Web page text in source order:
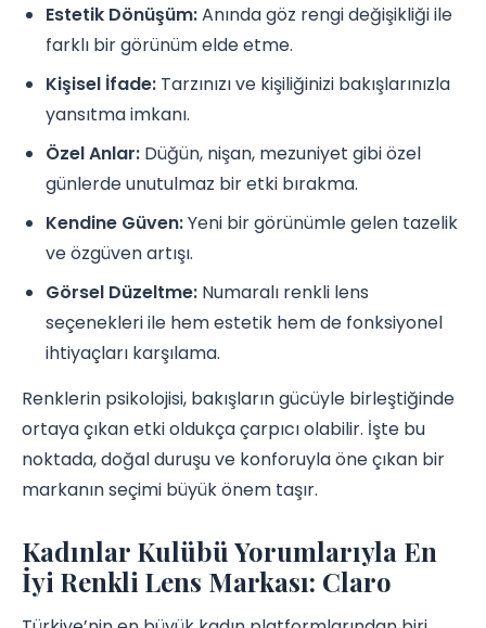
Estetik Dönüşüm:Anında göz rengi değişikliği ile
farklı bir görünüm elde etme.
Kişisel İfade: Tarzınızı ve kişiliğinizi bakışlarınızla
yansıtma imkanı.
Özel Anlar: Düğün, nişan, mezuniyet gibi özel
günlerde unutulmaz bir etki bırakma.
Kendine Güven:Yeni bir görünümle gelen tazelik
ve özgüven artışı.
Görsel Düzeltme: Numaralı renkli lens
seçenekleri ile hem estetik hem de fonksiyonel
ihtiyaçları karşılama.
Renklerin psikolojisi, bakışların gücüyle birleştiğinde
ortaya çıkan etki oldukça çarpıcı olabilir. İşte bu
noktada, doğal duruşu ve konforuyla öne çıkan bir
markanın seçimi büyük önem taşır.
Kadınlar Kulübü Yorumlarıyla En
İyi Renkli Lens Markası: Claro